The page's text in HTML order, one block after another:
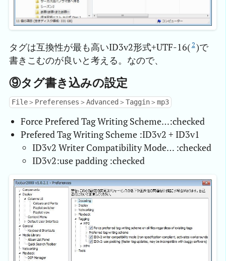
タグは互換性が最も高いID3v2形式+UTF-16(2)で
書きこむのが良いと考える。なので、
⑨タグ書き込みの設定
File＞Preferenses＞Advanced＞Taggin＞mp3
Force Prefered Tag Writing Scheme…:checked
Prefered Tag Writing Scheme :ID3v2 + ID3v1
ID3v2 Writer Compatibility Mode… :checked
ID3v2:use padding :checked